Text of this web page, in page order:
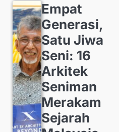
Empat
Generasi,
Satu Jiwa
Seni: 16
Arkitek
Seniman
Merakam
Sejarah